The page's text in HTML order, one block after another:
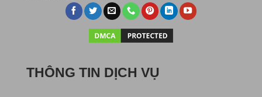
THÔNG TIN DỊCH VỤ